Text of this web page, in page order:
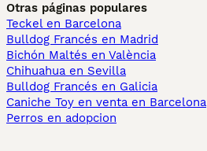
Otras páginas populares
Teckel en Barcelona
Bulldog Francés en Madrid
Bichón Maltés en València
Chihuahua en Sevilla
Bulldog Francés en Galicia
Caniche Toy en venta en Barcelona
Perros en adopcion